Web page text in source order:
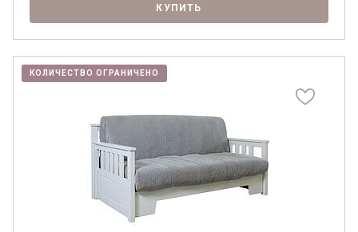
КУПИТЬ
КОЛИЧЕСТВО ОГРАНИЧЕНО